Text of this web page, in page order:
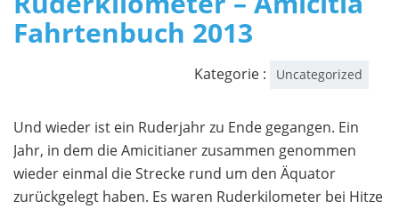
Fahrtenbuch 2013
Kategorie : Uncategorized
Und wieder ist ein Ruderjahr zu Ende gegangen. Ein
Jahr, in dem die Amicitianer zusammen genommen
wieder einmal die Strecke rund um den Äquator
zurückgelegt haben. Es waren Ruderkilometer bei Hitze